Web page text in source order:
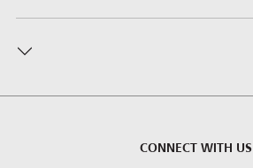
CONNECT WITH US